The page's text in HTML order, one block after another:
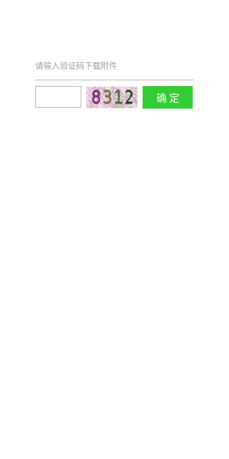
请输入验证码下载附件